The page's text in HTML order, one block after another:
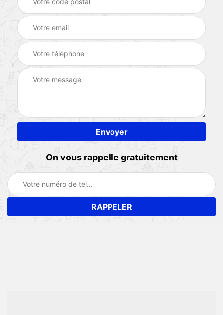
On vous rappelle gratuitement